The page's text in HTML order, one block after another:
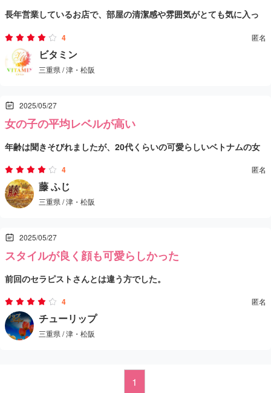
長年営業しているお店で、部屋の清潔感や雰囲気がとても気に入っ
ているので、定期的に通っています。
女の子は行くたびに変わっているけれど、今までハズレはなく、毎
回「今日はどんな子が担当してくれるかな？」と楽しみにしていま
4 匿名
ビタミン
三重県 / 津・松阪
2025/05/27
女の子の平均レベルが高い
年齢は聞きそびれましたが、20代くらいの可愛らしいベトナムの女
性。顔立ちもスタイルも良かったです。
マッサージはしっかりしていて、サービスも心地よく、愛想も良か
ったです。
普通の1Kのお部屋でした。
施術内容には大満足です。料金がもう少し安いと嬉しいですが、女
の子の平均レベルが高いのでリピートしたいと思います。
4 匿名
藤 ふじ
三重県 / 津・松阪
2025/05/27
スタイルが良く顔も可愛らしかった
前回のセラピストさんとは違う方でした。
今回の女性は25歳前後くらいで、スタイルが良く顔も可愛らしかっ
たです。
サービスの内容はセラピストさんによって少しずつ違いがあるよう
4 匿名
チューリップ
三重県 / 津・松阪
1